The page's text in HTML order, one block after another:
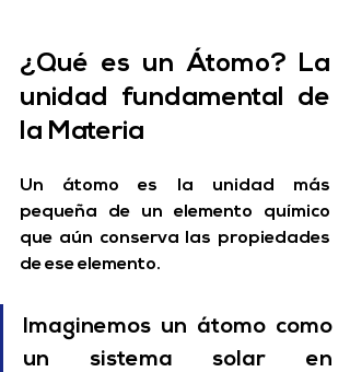
¿Qué es un Átomo? La
unidad fundamental de
la Materia
Un átomo es la unidad más
pequeña de un elemento químico
que aún conserva las propiedades
de ese elemento.
Imaginemos un átomo como
un sistema solar en